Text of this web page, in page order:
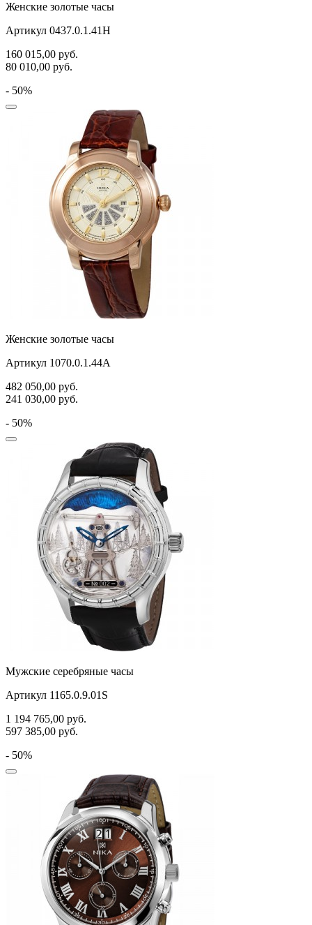
Женские золотые часы
Артикул 0437.0.1.41H
160 015,00 руб.
80 010,00 руб.
- 50%
Женские золотые часы
Артикул 1070.0.1.44A
482 050,00 руб.
241 030,00 руб.
- 50%
Мужские серебряные часы
Артикул 1165.0.9.01S
1 194 765,00 руб.
597 385,00 руб.
- 50%